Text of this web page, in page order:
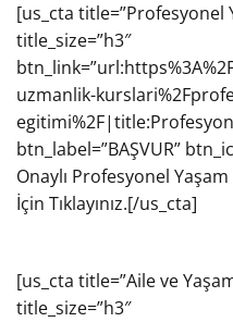
[us_cta title=”Profesyonel
title_size=”h3″
uzmanlik-
btn_label=”BAŞVUR”
Onaylı Profesyonel
İçin Tıklayınız.[/us_cta]
[us_cta title=”Aile ve
title_size=”h3″